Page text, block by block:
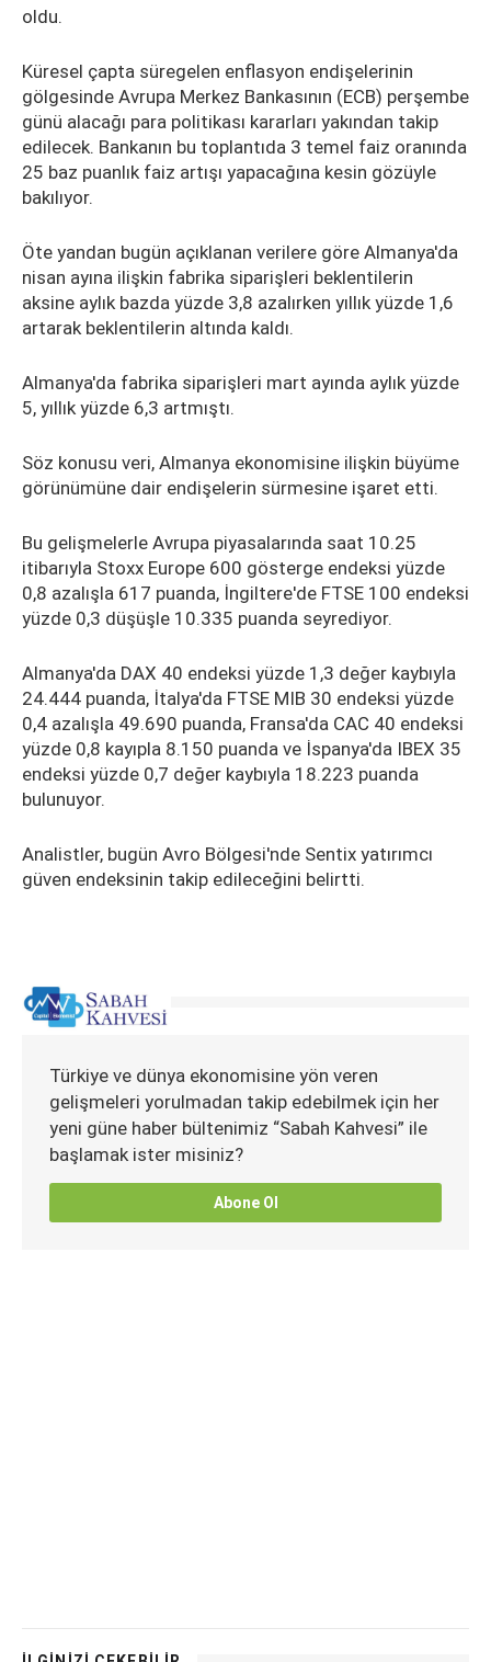
oldu.
Küresel çapta süregelen enflasyon endişelerinin
gölgesinde Avrupa Merkez Bankasının (ECB) perşembe
günü alacağı para politikası kararları yakından takip
edilecek. Bankanın bu toplantıda 3 temel faiz oranında
25 baz puanlık faiz artışı yapacağına kesin gözüyle
bakılıyor.
Öte yandan bugün açıklanan verilere göre Almanya'da
nisan ayına ilişkin fabrika siparişleri beklentilerin
aksine aylık bazda yüzde 3,8 azalırken yıllık yüzde 1,6
artarak beklentilerin altında kaldı.
Almanya'da fabrika siparişleri mart ayında aylık yüzde
5, yıllık yüzde 6,3 artmıştı.
Söz konusu veri, Almanya ekonomisine ilişkin büyüme
görünümüne dair endişelerin sürmesine işaret etti.
Bu gelişmelerle Avrupa piyasalarında saat 10.25
itibarıyla Stoxx Europe 600 gösterge endeksi yüzde
0,8 azalışla 617 puanda, İngiltere'de FTSE 100 endeksi
yüzde 0,3 düşüşle 10.335 puanda seyrediyor.
Almanya'da DAX 40 endeksi yüzde 1,3 değer kaybıyla
24.444 puanda, İtalya'da FTSE MIB 30 endeksi yüzde
0,4 azalışla 49.690 puanda, Fransa'da CAC 40 endeksi
yüzde 0,8 kayıpla 8.150 puanda ve İspanya'da IBEX 35
endeksi yüzde 0,7 değer kaybıyla 18.223 puanda
bulunuyor.
Analistler, bugün Avro Bölgesi'nde Sentix yatırımcı
güven endeksinin takip edileceğini belirtti.
Türkiye ve dünya ekonomisine yön veren
gelişmeleri yorulmadan takip edebilmek için her
yeni güne haber bültenimiz “Sabah Kahvesi” ile
başlamak ister misiniz?
Abone Ol